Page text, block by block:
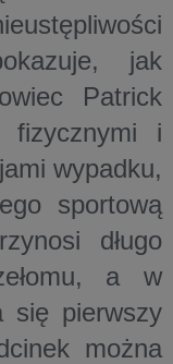
jak
Patrick
i
wypadku,
sportową
długo
a w
się pierwszy
można